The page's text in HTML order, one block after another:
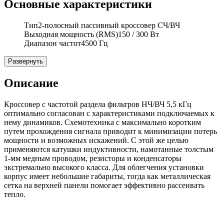
Основные характеристики
Тип2-полосный пассивный кроссовер СЧ/ВЧ
Выходная мощность (RMS)150 / 300 Вт
Диапазон частот4500 Гц
Развернуть
Описание
Кроссовер с частотой раздела фильтров НЧ/ВЧ 5,5 кГц
оптимально согласован с характеристиками подключаемых к
нему динамиков. Схемотехника с максимально коротким
путем прохождения сигнала приводит к минимизации потерь
мощности и возможных искажений. С этой же целью
применяются катушки индуктивности, намотанные толстым
1-мм медным проводом, резисторы и конденсаторы
экстремально высокого класса. Для облегчения установки
корпус имеет небольшие габариты, тогда как металлическая
сетка на верхней панели помогает эффективно рассеивать
тепло.